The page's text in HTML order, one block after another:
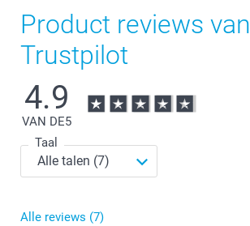
Product reviews van
Trustpilot
4.9
VAN DE5
Taal
Alle reviews (7)